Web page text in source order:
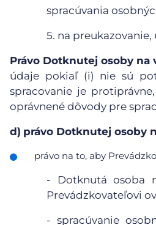
spracúvania
5. na
Právo Dotknutej osoby na
údaje pokiaľ (i) nie sú
spracovanie je
oprávnené dôvody pre
d) právo Dotknutej osoby
právo na to, aby
- Dotknutá osoba
Prevádzkovateľovi
- spracúvanie